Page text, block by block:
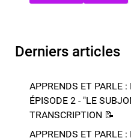
Derniers articles
APPRENDS ET PARLE
ÉPISODE 2 - "LE
TRANSCRIPTION 📝​
APPRENDS ET PARLE